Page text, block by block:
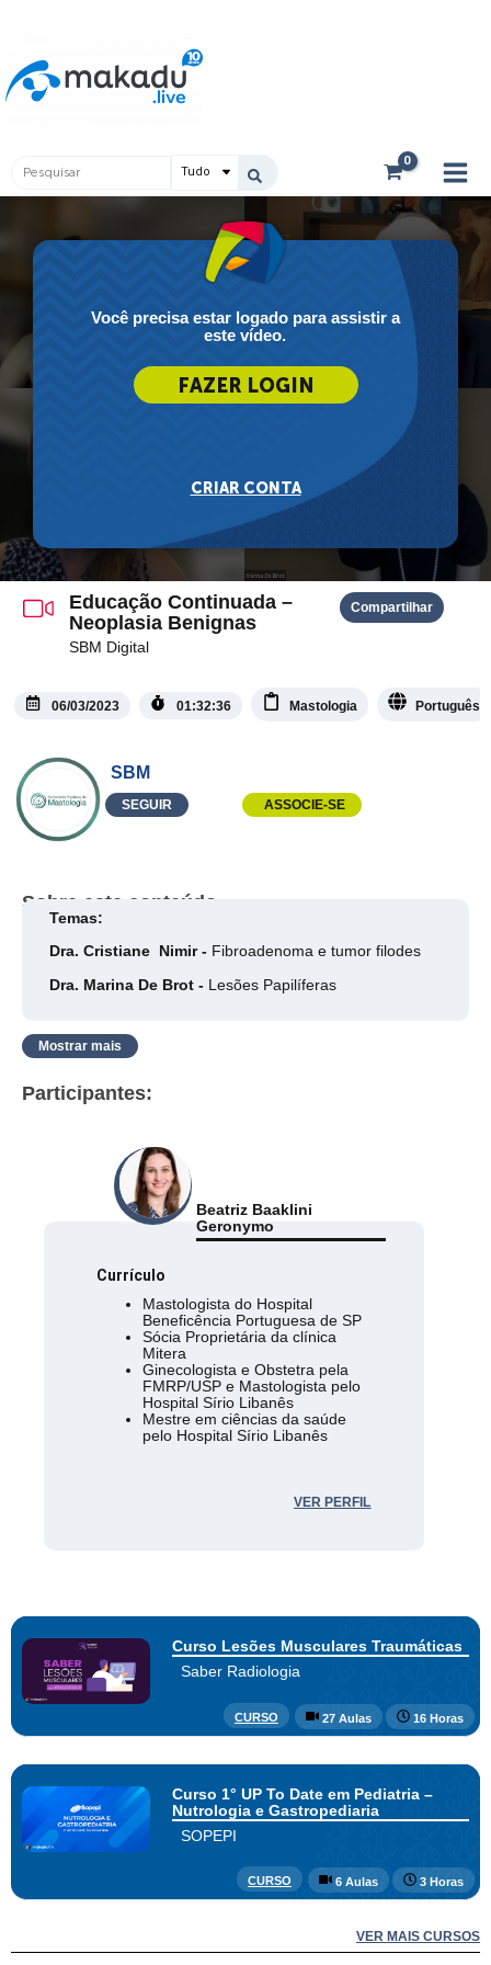
conteúdo
Pesquisar
...
Você precisa estar logado para assistir a
este vídeo.
Educação Continuada –
Neoplasia Benignas
SBM Digital
Compartilhar
06/03/2023 01:32:36 Mastologia Português
SBM
SEGUIR ASSOCIE-SE
Sobre este conteúdo
Temas:
Dra. Cristiane Nimir - Fibroadenoma e tumor filodes
Dra. Marina De Brot - Lesões Papilíferas
Mostrar mais
Participantes:
Beatriz Baaklini
Geronymo
Currículo
Mastologista do Hospital
Beneficência Portuguesa de SP
Sócia Proprietária da clínica
Mitera
Ginecologista e Obstetra pela
FMRP/USP e Mastologista pelo
Hospital Sírio Libanês
Mestre em ciências da saúde
pelo Hospital Sírio Libanês
VER PERFIL
Curso Lesões Musculares Traumáticas
Saber Radiologia
CURSO 27 Aulas 16 Horas
Curso 1° UP To Date em Pediatria –
Nutrologia e Gastropediaria
SOPEPI
CURSO 6 Aulas 3 Horas
VER MAIS CURSOS